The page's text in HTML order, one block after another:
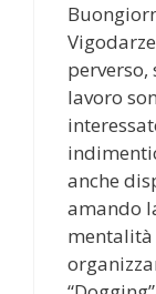
perverso,
lavoro
anche
amando
mentalità